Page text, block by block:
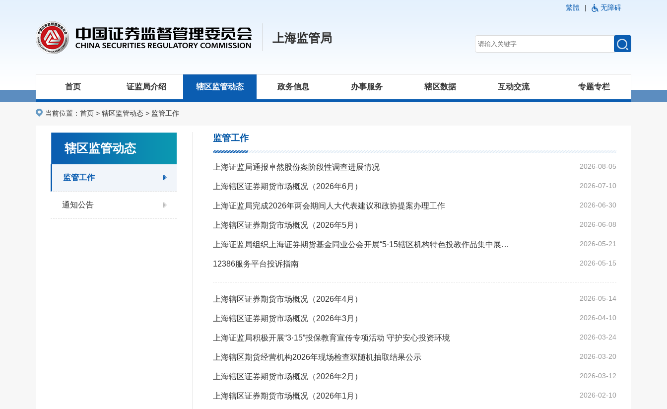
繁體 | 无障碍
上海监管局
首页 证监局介绍 辖区监管动态 政务信息 办事服务 辖区数据 互动交流 专题专栏
当前位置： 首页 > 辖区监管动态 > 监管工作
辖区监管动态
监管工作
通知公告
监管工作
上海证监局通报卓然股份案阶段性调查进展情况 2026-08-05
上海辖区证券期货市场概况（2026年6月） 2026-07-10
上海证监局完成2026年两会期间人大代表建议和政协提案办理工作 2026-06-30
上海辖区证券期货市场概况（2026年5月） 2026-06-08
上海证监局组织上海证券期货基金同业公会开展“5·15辖区机构特色投教作品集中展示”活动 2026-05-21
12386服务平台投诉指南 2026-05-15
上海辖区证券期货市场概况（2026年4月） 2026-05-14
上海辖区证券期货市场概况（2026年3月） 2026-04-10
上海证监局积极开展“3·15”投保教育宣传专项活动 守护安心投资环境 2026-03-24
上海辖区期货经营机构2026年现场检查双随机抽取结果公示 2026-03-20
上海辖区证券期货市场概况（2026年2月） 2026-03-12
上海辖区证券期货市场概况（2026年1月） 2026-02-10